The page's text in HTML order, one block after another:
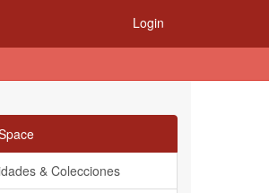
Login
& Colecciones